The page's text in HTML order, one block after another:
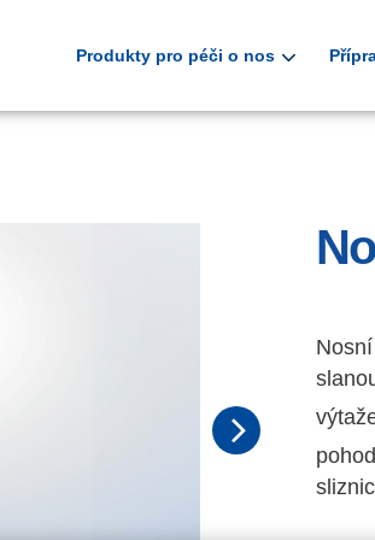
Produkty pro péči o nos